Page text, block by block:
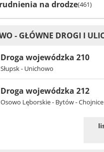
na drodze(461)
- GŁÓWNE DROGI I
Droga wojewódzka 210
Słupsk - Unichowo
Droga wojewódzka 212
Osowo Lęborskie - Bytów -